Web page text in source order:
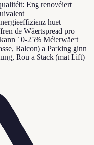
Eng renovéiert
huet
de Wäertspread pro
10-25% Méierwäert
Balcon) a Parking ginn
Rou a Stack (mat Lift)